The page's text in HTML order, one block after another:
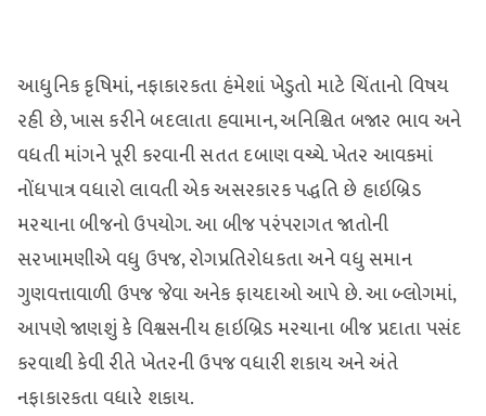
આધુનિક કૃષિમાં, નફાકારકતા હંમેશાં ખેડુતો માટે ચિંતાનો વિષય
રહી છે, ખાસ કરીને બદલાતા હવામાન, અનિશ્ચિત બજાર ભાવ અને
વધતી માંગને પૂરી કરવાની સતત દબાણ વચ્ચે. ખેતર આવકમાં
નોંધપાત્ર વધારો લાવતી એક અસરકારક પદ્ધતિ છે હાઇબ્રિડ
મરચાના બીજનો ઉપયોગ. આ બીજ પરંપરાગત જાતોની
સરખામણીએ વધુ ઉપજ, રોગપ્રતિરોધકતા અને વધુ સમાન
ગુણવત્તાવાળી ઉપજ જેવા અનેક ફાયદાઓ આપે છે. આ બ્લોગમાં,
આપણે જાણશું કે વિશ્વસનીય હાઇબ્રિડ મરચાના બીજ પ્રદાતા પસંદ
કરવાથી કેવી રીતે ખેતરની ઉપજ વધારી શકાય અને અંતે
નફાકારકતા વધારે શકાય.